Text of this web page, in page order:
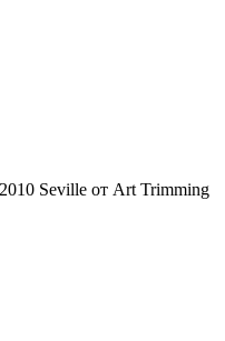
Seville от Art Trimming